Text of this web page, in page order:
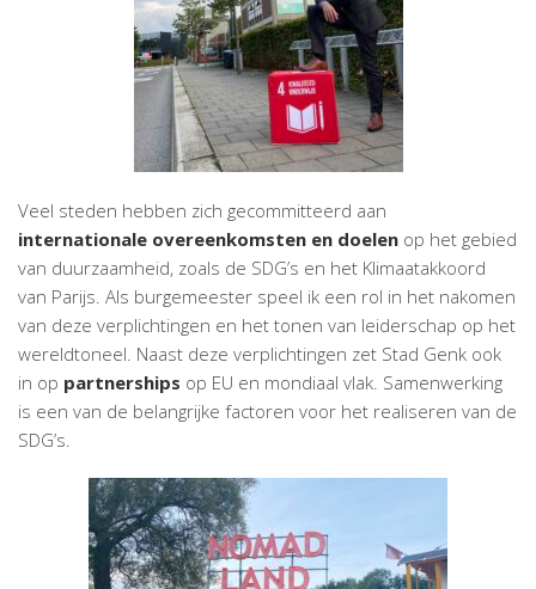
Veel steden hebben zich gecommitteerd aan
internationale overeenkomsten en doelen op het gebied
van duurzaamheid, zoals de SDG’s en het Klimaatakkoord
van Parijs. Als burgemeester speel ik een rol in het nakomen
van deze verplichtingen en het tonen van leiderschap op het
wereldtoneel. Naast deze verplichtingen zet Stad Genk ook
in op partnerships op EU en mondiaal vlak. Samenwerking
is een van de belangrijke factoren voor het realiseren van de
SDG’s.